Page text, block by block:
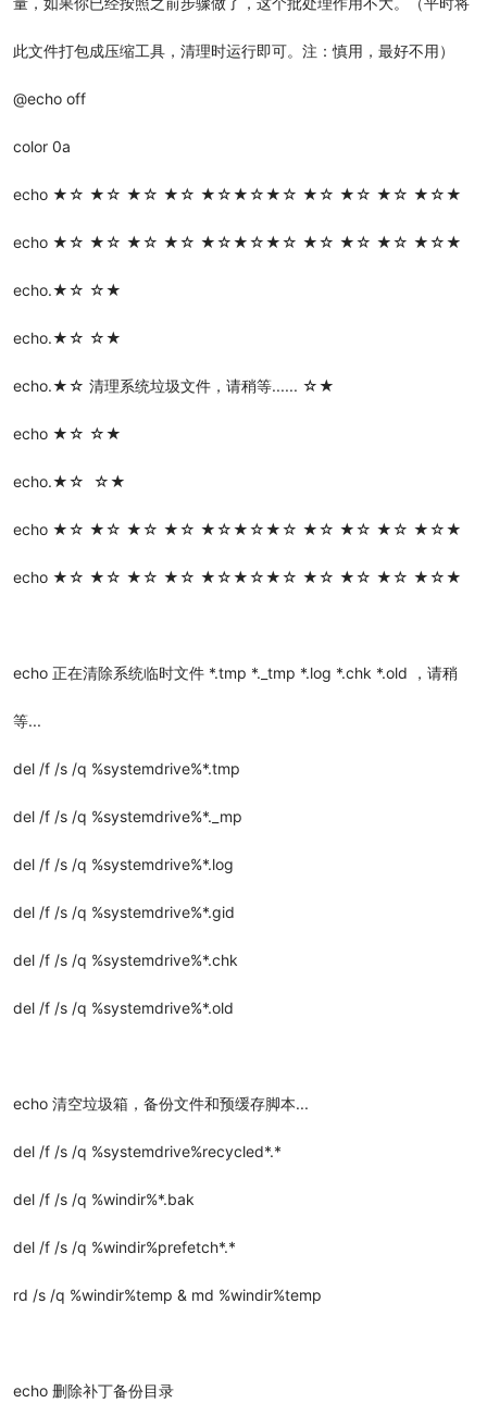
此文件打包成压缩工具，清理时运行即可。注：慎用，最好不用）
@echo off
color 0a
echo ★☆ ★☆ ★☆ ★☆ ★☆★☆★☆ ★☆ ★☆ ★☆ ★☆★
echo ★☆ ★☆ ★☆ ★☆ ★☆★☆★☆ ★☆ ★☆ ★☆ ★☆★
echo.★☆ ☆★
echo.★☆ ☆★
echo.★☆ 清理系统垃圾文件，请稍等...... ☆★
echo ★☆ ☆★
echo.★☆ ☆★
echo ★☆ ★☆ ★☆ ★☆ ★☆★☆★☆ ★☆ ★☆ ★☆ ★☆★
echo ★☆ ★☆ ★☆ ★☆ ★☆★☆★☆ ★☆ ★☆ ★☆ ★☆★
echo 正在清除系统临时文件 *.tmp *._tmp *.log *.chk *.old ，请稍
等...
del /f /s /q %systemdrive%*.tmp
del /f /s /q %systemdrive%*._mp
del /f /s /q %systemdrive%*.log
del /f /s /q %systemdrive%*.gid
del /f /s /q %systemdrive%*.chk
del /f /s /q %systemdrive%*.old
echo 清空垃圾箱，备份文件和预缓存脚本...
del /f /s /q %systemdrive%recycled*.*
del /f /s /q %windir%*.bak
del /f /s /q %windir%prefetch*.*
rd /s /q %windir%temp & md %windir%temp
echo 删除补丁备份目录